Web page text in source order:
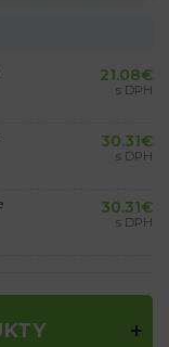
21.08€
s DPH
30.31€
s DPH
30.31€
s DPH